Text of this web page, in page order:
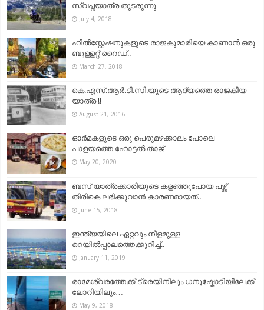
സ്വപ്നയാത്ര തുടരുന്നു…
July 4, 2018
ഹിൽസ്റ്റേഷനുകളുടെ രാജകുമാരിയെ കാണാൻ ഒരു
ബുള്ളറ്റ് റൈഡ്..
March 27, 2018
കെ.എസ്‌.ആര്‍.ടി.സി.യുടെ ആദ്യത്തെ രാജകീയ
യാത്ര !!
August 21, 2016
ഓർമകളുടെ ഒരു പെരുമഴക്കാലം പോലെ
പാളയത്തെ ഹോട്ടൽ താജ്
May 20, 2020
ബസ് യാത്രക്കാരിയുടെ കളഞ്ഞുപോയ പഴ്സ്
തിരികെ ലഭിക്കുവാൻ കാരണമായത്..
June 15, 2018
ഇന്ത്യയിലെ ഏറ്റവും നീളമുള്ള
റെയിൽപ്പാലത്തെക്കുറിച്ച്..
January 11, 2019
രാമേശ്വരത്തേക്ക് ട്രെയിനിലും ധനുഷ്കോടിയിലേക്ക്
ലോറിയിലും…
May 9, 2018